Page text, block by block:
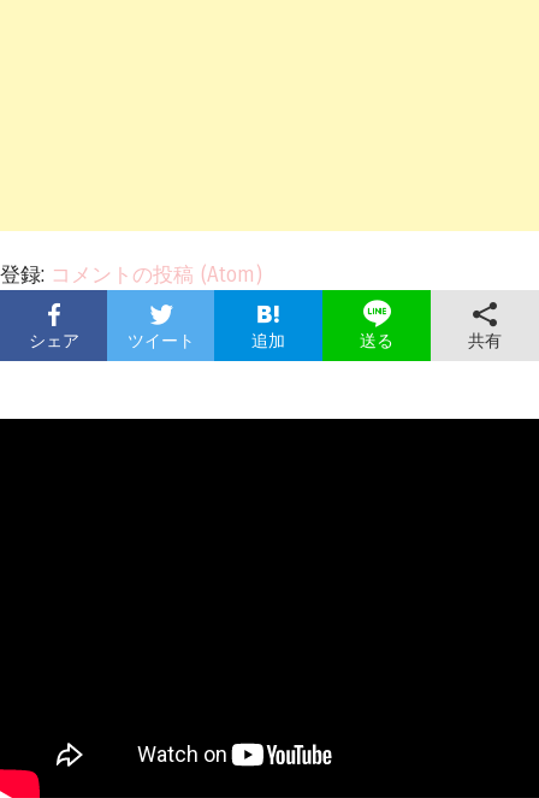
登録: コメントの投稿 (Atom)
シェア ツイート 追加 送る 共有